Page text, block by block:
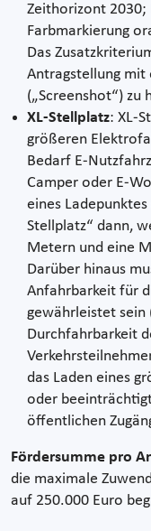
Zeithorizont 2030;
Farbmarkierung
Das
Antragstellung mit
(„Screenshot“) zu
XL-Stellplatz: XL-
größeren
Bedarf E-
Camper oder E-
eines
Stellplatz“ dann,
Metern und eine
Darüber hinaus
Anfahrbarkeit für
gewährleistet sein
Durchfahrbarkeit
das Laden eines
oder
öffentlichen
Fördersumme pro
die maximale
auf 250.000 Euro